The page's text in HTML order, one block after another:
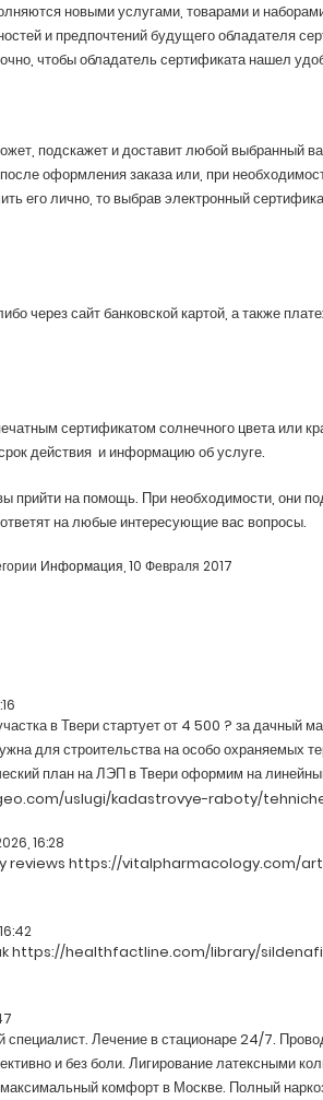
новыми услугами, товарами и
и предпочтений будущего обладателя
чтобы обладатель сертификата нашел
подскажет и доставит любой выбранный
оформления заказа или, при
его лично, то выбрав электронный
через сайт банковской картой, а также
сертификатом солнечного цвета или
действия и информацию об услуге.
прийти на помощь. При необходимости, они
на любые интересующие вас вопросы.
Информация 10 Февраля 2017
в Твери стартует от 4 500 ? за дачный
для строительства на особо охраняемых
план на ЛЭП в Твери оформим на
uslugi/kadastrovye-raboty/
16:28
reviews https://vitalpharmacology.com/
https://healthfactline.com/library/
специалист. Лечение в стационаре 24/7.
и без боли. Лигирование латексными
комфорт в Москве. Полный